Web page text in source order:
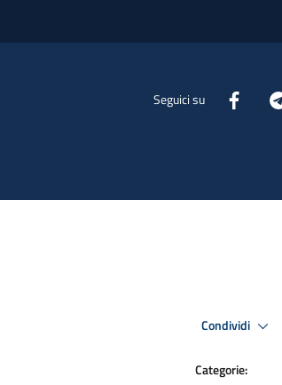
Seguici su
Condividi
Categorie: